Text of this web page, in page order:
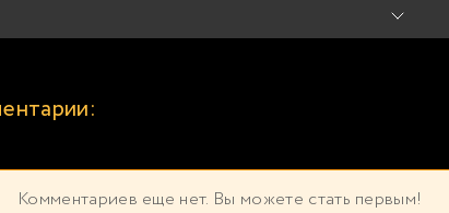
Комментариев еще нет. Вы можете стать первым!